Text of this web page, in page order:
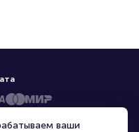
ваши